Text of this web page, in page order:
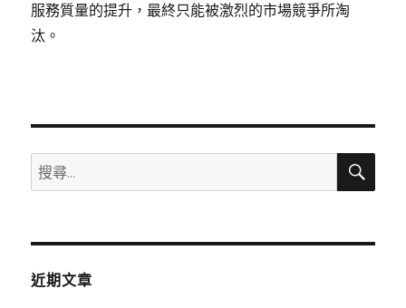
服務質量的提升，最終只能被激烈的市場競爭所淘
汰。
搜
尋
鍵
搜
近期文章